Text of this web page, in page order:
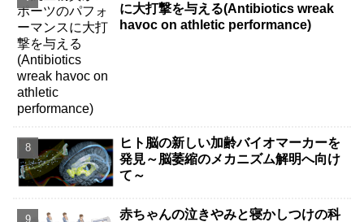
に大打撃を与える(Antibiotics wreak
havoc on athletic performance)
ヒト脳の新しい加齢バイオマーカーを
発見～脳萎縮のメカニズム解明へ向け
て～
赤ちゃんの泣きやみと寝かしつけの科